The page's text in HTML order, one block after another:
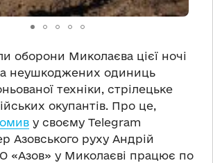
оборони Миколаєва цієї ночі
неушкоджених одиниць
техніки, стрілецьке
окупантів. Про це,
у своєму Telegram
Азовського руху Андрій
«Азов» у Миколаєві працює по